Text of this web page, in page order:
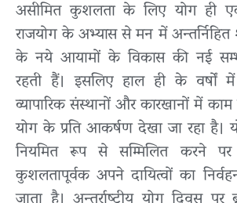
असीमित कुशलता के लिए योग ही
राजयोग के अभ्यास से मन में
के नये आयामों के विकास की नई
रहती हैं। इसलिए हाल ही के वर्षों
व्यापारिक संस्थानों और कारखानों में
योग के प्रति आकर्षण देखा जा रहा है।
नियमित रूप से सम्मिलित करने पर
कुशलतापूर्वक अपने दायित्वों का